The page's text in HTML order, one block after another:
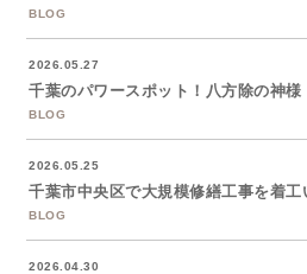
BLOG
2026.05.27
千葉のパワースポット！八方除の神様
BLOG
2026.05.25
千葉市中央区で大規模修繕工事を着工
BLOG
2026.04.30